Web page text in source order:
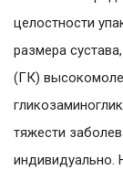
целостности
размера
(ГК)
тяжести
индивидуально.